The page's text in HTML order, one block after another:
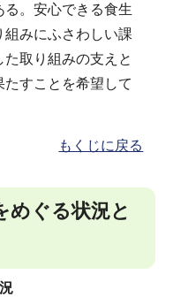
。安心できる食生
みにふさわしい課
取り組みの支えと
たすことを希望して
もくじに戻る
ぐる状況と